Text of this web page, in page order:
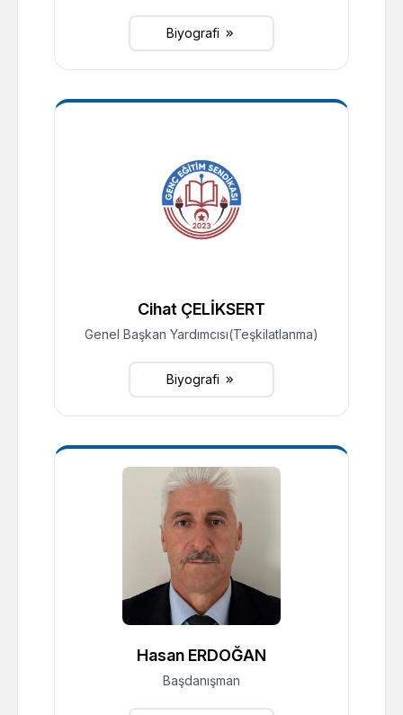
Biyografi
Cihat ÇELİKSERT
Genel Başkan Yardımcısı(Teşkilatlanma)
Biyografi
Hasan ERDOĞAN
Başdanışman